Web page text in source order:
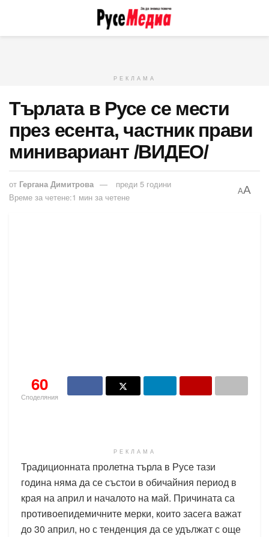
РЕКЛАМА
Търлата в Русе се мести
през есента, частник прави
минивариант /ВИДЕО/
от Гергана Димитрова
преди 5 години
Време за четене:1 мин за четене
AA
60
Споделяния
РЕКЛАМА
Традиционната пролетна търла в Русе тази
година няма да се състои в обичайния период в
края на април и началото на май. Причината са
противоепидемичните мерки, които засега важат
до 30 април, но с тенденция да се удължат с още